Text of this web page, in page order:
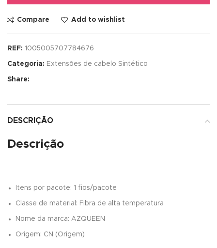
Compare Add to wishlist
REF: 1005005707784676
Categoria: Extensões de cabelo Sintético
Share:
DESCRIÇÃO
Descrição
Itens por pacote: 1 fios/pacote
Classe de material: Fibra de alta temperatura
Nome da marca: AZQUEEN
Origem: CN (Origem)